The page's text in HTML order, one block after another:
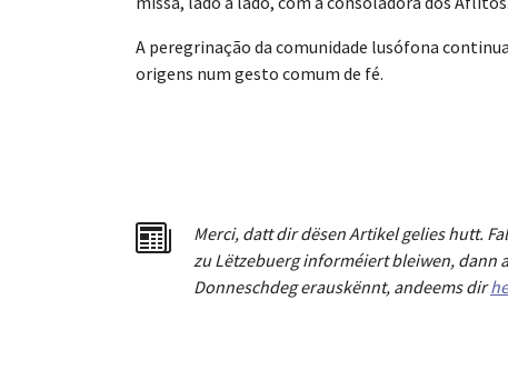
A peregrinação da comunidade lusófona
origens num gesto comum de fé.
Merci, dattdir dësen Artikel gelies hutt.
zu Lëtzebuerg informéiert bleiwen, dann
Donneschdeg erauskënnt, andeems dir